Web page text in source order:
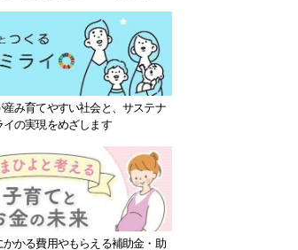
み育てやすい社会と、サステナ
の実現をめざします
かる費用やもらえる補助金・助